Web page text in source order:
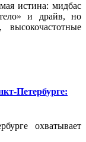
истина: мидбас
и драйв, но
Петербурге:
охватывает